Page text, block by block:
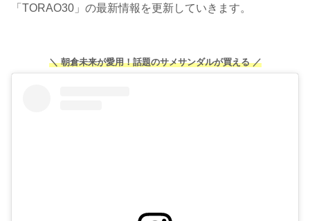
「TORAO30」の最新情報を更新していきます。
＼ 朝倉未来が愛用！話題のサメサンダルが買える ／